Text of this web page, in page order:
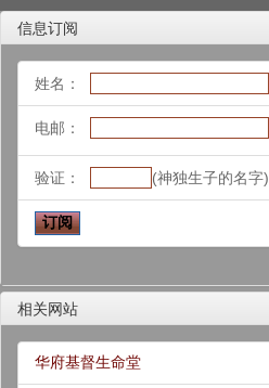
信息订阅
姓名：
电邮：
验证： (神独生子的名字)
相关网站
华府基督生命堂